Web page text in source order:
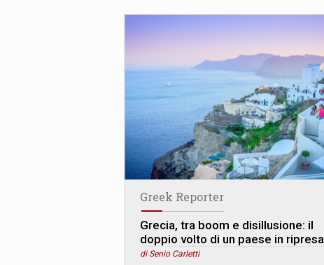
Greek Reporter
Grecia, tra boom e disillusione: il
doppio volto di un paese in ripresa
di Senio Carletti